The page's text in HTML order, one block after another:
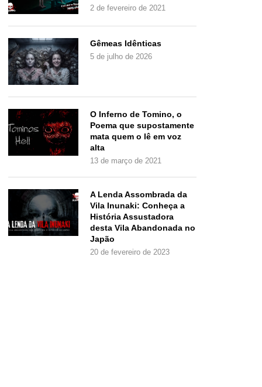
2 de fevereiro de 2021
Gêmeas Idênticas
5 de julho de 2026
O Inferno de Tomino, o
Poema que supostamente
mata quem o lê em voz
alta
13 de março de 2021
A Lenda Assombrada da
Vila Inunaki: Conheça a
História Assustadora
desta Vila Abandonada no
Japão
20 de fevereiro de 2023